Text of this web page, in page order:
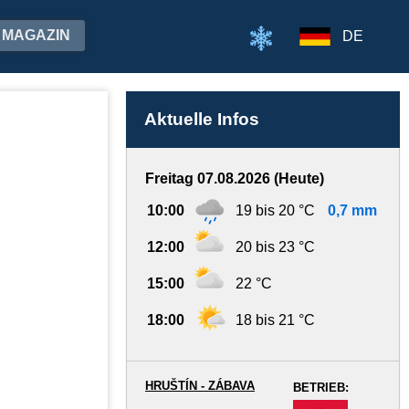
MAGAZIN DE
Aktuelle Infos
Freitag 07.08.2026 (Heute)
10:00 19 bis 20 °C 0,7 mm
12:00 20 bis 23 °C
15:00 22 °C
18:00 18 bis 21 °C
BETRIEB:
HRUŠTÍN - ZÁBAVA